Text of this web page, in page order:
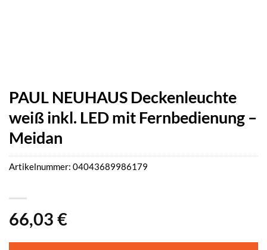
PAUL NEUHAUS Deckenleuchte
weiß inkl. LED mit Fernbedienung –
Meidan
66,03 €
Artikelnummer: 04043689986179